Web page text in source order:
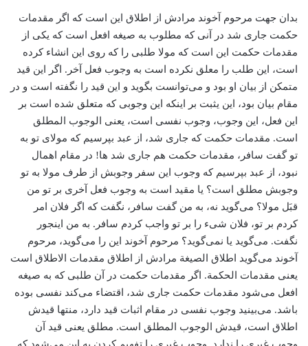
بدان جهت مرحوم آخوند مرادش از اطلاق این است که اگر مقدمات
حکمت جاری شد در آنی که مطلوب به صیغه افعل است که یکی از
مقدمات حکمت این است که مولا طلبی را که روی این انشاء کرده
است، این طلب را معلق نکرده است به وجوب فعل آخر. اگر این قید
متمکن از بیان او بود و می‌‌توانست بگوید و این قید را نگفته است و در
مقام بیان بود، ‌این یثبت بر اینکه این وجوبی که متعلق شده است بر
این فعل، این وجوب، وجوب نفسی است، یعنی الوجوب المطلق
است. مقدمات حکمت که جاری شد، از عبد بپرسیم که مولای تو به
تو گفت سافر‌، مقدمات حکمت هم جاری شد ها! در مقام اهمال
نبود، از عبد بپرسیم که وجوب این سفر وجوبش از طرف مولا به تو
وجوبش مطلق است؟ یا مقید است به وجوب فعل آخری بر تو من
قبَل مولا؟ می‌گوید نه، به من گفت سافر، نگفت که اگر فلان امر
کردم بر تو، فلان شیء‌ را بر تو واجب کردم سافر. به من اینجور
نگفت. می‌گوید یا نمی‌گوید؟ مرحوم آخوند این را می‌گوید، مرحوم
آخوند می‌گوید اطلاق الصیغة مرادش از اطلاق مقدمات الاطلاق است
یعنی مقدمات الحکمة. اگر مقدمات حکمت در آن طلبی که به صیغه
افعل می‌شود ‌مقدمات حکمت جاری شد، اقتضاء می‌کند نفسی بوده
باشد. می‌بینید وجوب نفسی در مقام اثبات قید دارد، منتها قیدش
اطلاق است، قیدش الوجوب المطلق است. مطلق یعنی ‌قید آن